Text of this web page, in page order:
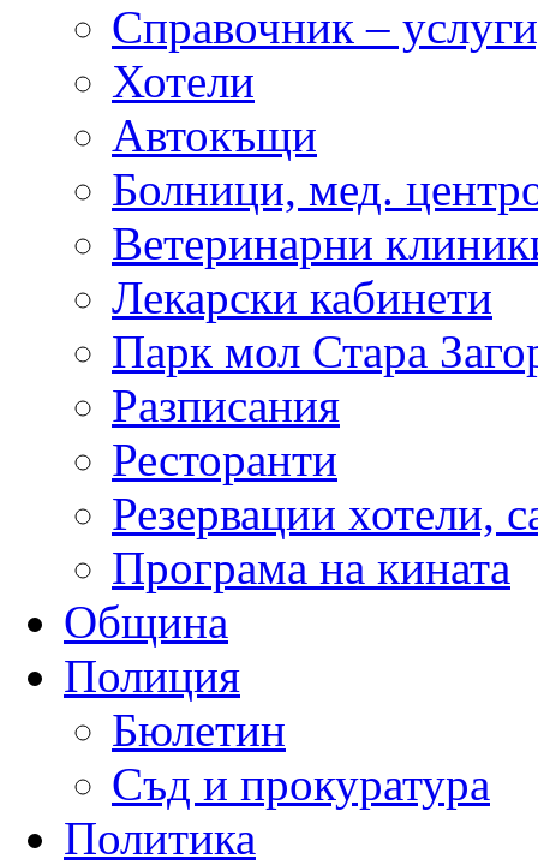
Справочник –
Хотели
Автокъщи
Болници, мед.
Ветеринарни
Лекарски кабинети
Парк мол Стара
Разписания
Ресторанти
Резервации хотели,
Програма на кината
Община
Полиция
Бюлетин
Съд и прокуратура
Политика